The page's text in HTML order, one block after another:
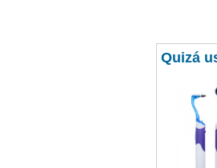
Quizá